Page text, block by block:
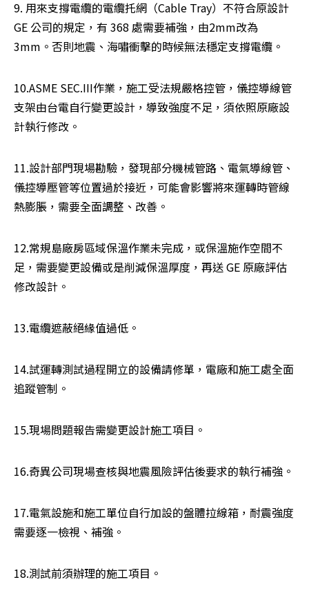
9. 用來支撐電纜的電纜托網（Cable Tray）不符合原設計
GE 公司的規定，有 368 處需要補強，由2mm改為
3mm。否則地震、海嘯衝擊的時候無法穩定支撐電纜。
10.ASME SEC.III作業，施工受法規嚴格控管，儀控導線管
支架由台電自行變更設計，導致強度不足，須依照原廠設
計執行修改。
11.設計部門現場勘驗，發現部分機械管路、電氣導線管、
儀控導壓管等位置過於接近，可能會影響將來運轉時管線
熱膨脹，需要全面調整、改善。
12.常規島廠房區域保溫作業未完成，或保溫施作空間不
足，需要變更設備或是削減保溫厚度，再送 GE 原廠評估
修改設計。
13.電纜遮蔽絕緣值過低。
14.試運轉測試過程開立的設備請修單，電廠和施工處全面
追蹤管制。
15.現場問題報告需變更設計施工項目。
16.奇異公司現場查核與地震風險評估後要求的執行補強。
17.電氣設施和施工單位自行加設的盤體拉線箱，耐震強度
需要逐一檢視、補強。
18.測試前須辦理的施工項目。